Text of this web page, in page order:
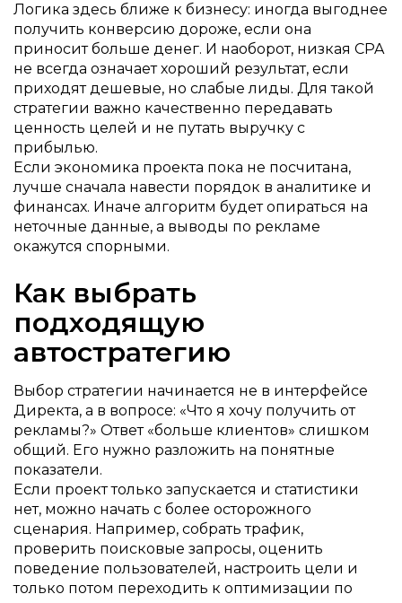
Логика здесь ближе к бизнесу: иногда выгоднее
получить конверсию дороже, если она
приносит больше денег. И наоборот, низкая CPA
не всегда означает хороший результат, если
приходят дешевые, но слабые лиды. Для такой
стратегии важно качественно передавать
ценность целей и не путать выручку с
прибылью.
Если экономика проекта пока не посчитана,
лучше сначала навести порядок в аналитике и
финансах. Иначе алгоритм будет опираться на
неточные данные, а выводы по рекламе
окажутся спорными.
Как выбрать
подходящую
автостратегию
Выбор стратегии начинается не в интерфейсе
Директа, а в вопросе: «Что я хочу получить от
рекламы?» Ответ «больше клиентов» слишком
общий. Его нужно разложить на понятные
показатели.
Если проект только запускается и статистики
нет, можно начать с более осторожного
сценария. Например, собрать трафик,
проверить поисковые запросы, оценить
поведение пользователей, настроить цели и
только потом переходить к оптимизации по